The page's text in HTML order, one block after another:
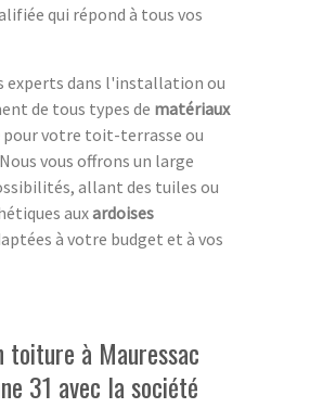
qui répond à tous vos
experts dans l'installation ou
de tous types de matériaux
pour votre toit-terrasse ou
vous offrons un large
allant des tuiles ou
auxardoises
à votre budget et à vos
toiture à Mauressac
31 avec la société